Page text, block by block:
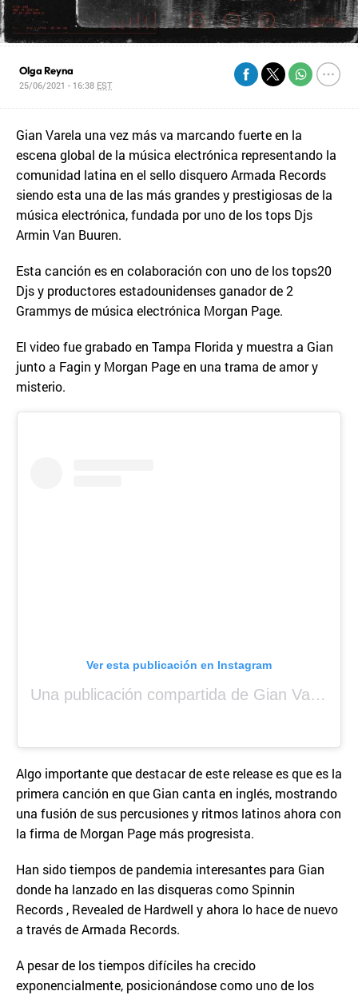
Olga Reyna
25/06/2021 - 16:38 EST
Gian Varela una vez más va marcando fuerte en la
escena global de la música electrónica representando la
comunidad latina en el sello disquero Armada Records
siendo esta una de las más grandes y prestigiosas de la
música electrónica, fundada por uno de los tops Djs
Armin Van Buuren.
Esta canción es en colaboración con uno de los tops20
Djs y productores estadounidenses ganador de 2
Grammys de música electrónica Morgan Page.
El video fue grabado en Tampa Florida y muestra a Gian
junto a Fagin y Morgan Page en una trama de amor y
misterio.
Ver esta publicación en Instagram
Una publicación compartida de Gian Varela (@gianvarela)
Algo importante que destacar de este release es que es la
primera canción en que Gian canta en inglés, mostrando
una fusión de sus percusiones y ritmos latinos ahora con
la firma de Morgan Page más progresista.
Han sido tiempos de pandemia interesantes para Gian
donde ha lanzado en las disqueras como Spinnin
Records , Revealed de Hardwell y ahora lo hace de nuevo
a través de Armada Records.
A pesar de los tiempos difíciles ha crecido
exponencialmente, posicionándose como uno de los